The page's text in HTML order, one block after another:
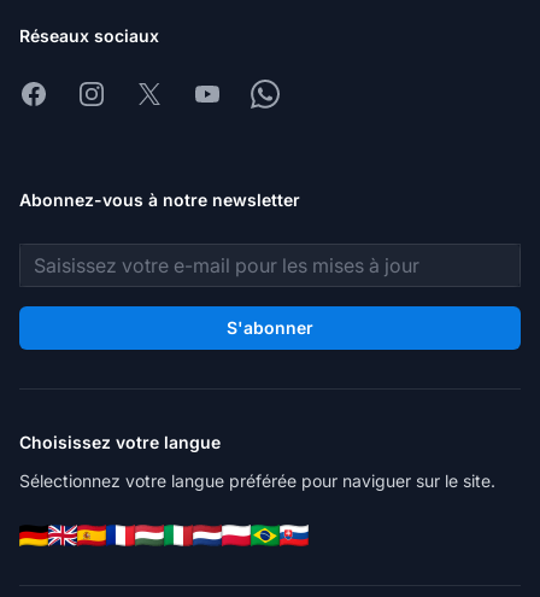
Réseaux sociaux
FacebookInstagram
X YoutubeWhatsapp
Abonnez-vous à notre newsletter
Adresse e-mail
S'abonner
Choisissez votre langue
Sélectionnez votre langue préférée pour naviguer sur le site.